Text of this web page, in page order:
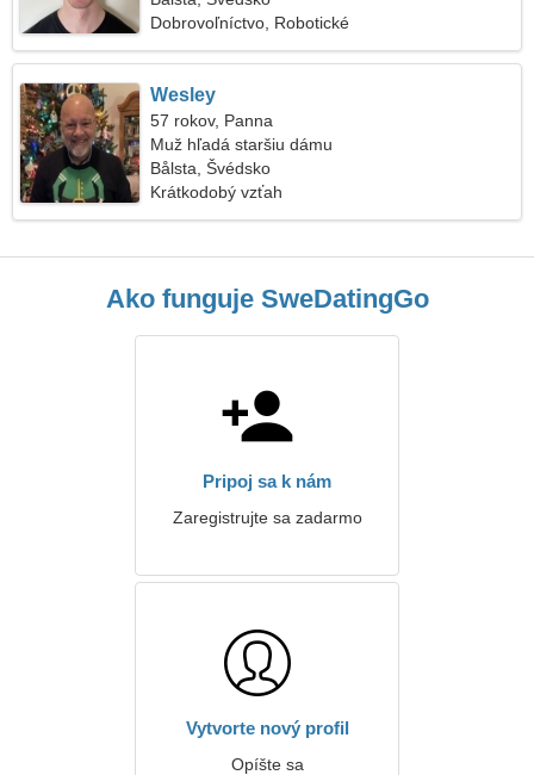
Dobrovoľníctvo, Robotické
Wesley
57 rokov, Panna
Muž hľadá staršiu dámu
Bålsta, Švédsko
Krátkodobý vzťah
Ako funguje SweDatingGo
Pripoj sa k nám
Zaregistrujte sa zadarmo
Vytvorte nový profil
Opíšte sa